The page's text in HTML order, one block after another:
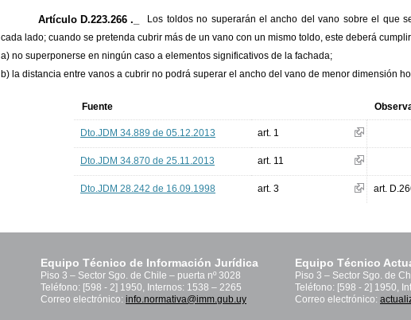
Artículo D.223.266 ._
Los toldos no superarán el ancho del vano sobre el que
cada lado; cuando se pretenda cubrir más de un vano con un mismo toldo, este deberá
a) no superponerse en ningún caso a elementos significativos de la fachada;
b) la distancia entre vanos a cubrir no podrá superar el ancho del vano de menor dimensión
Fuente
Dto.JDM 34.889 de 05.12.2013 art. 1
Dto.JDM 34.870 de 25.11.2013 art. 11
Dto.JDM 28.242 de 16.09.1998 art. 3 art.
Equipo Técnico
Piso 3 – Sector Sgo. de
Teléfono: [598 - 2] 1950,
Correo electrónico:
Equipo Técnico de Información Jurídica
Piso 3 – Sector Sgo. de Chile – puerta nº 3028
Teléfono: [598 - 2] 1950, Internos: 1538 – 2265
Correo electrónico: info.normativa@imm.gub.uy